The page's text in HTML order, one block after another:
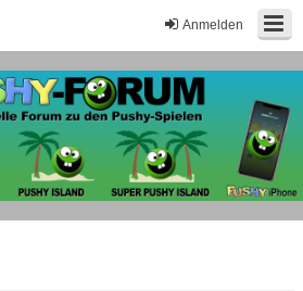
Anmelden